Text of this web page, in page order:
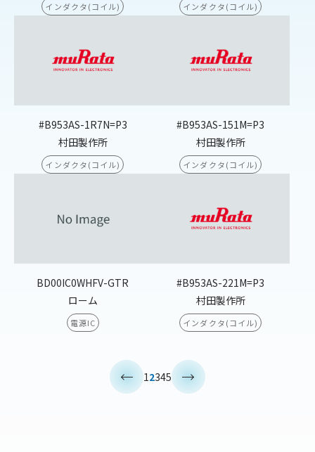
インダクタ(コイル) インダクタ(コイル)
#B953AS-1R7N=P3
村田製作所
インダクタ(コイル)
#B953AS-151M=P3
村田製作所
インダクタ(コイル)
BD00IC0WHFV-GTR
ローム
電源IC
#B953AS-221M=P3
村田製作所
インダクタ(コイル)
12345